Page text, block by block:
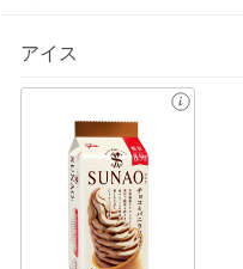
アイス